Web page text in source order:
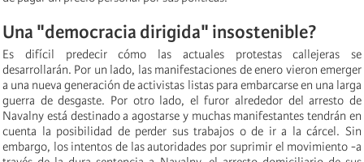
Una "democracia dirigida" insostenible?
Es difícil predecir cómo las actuales protestas callejeras se
desarrollarán. Por un lado, las manifestaciones de enero vieron emerger
a una nueva generación de activistas listas para embarcarse en una larga
guerra de desgaste. Por otro lado, el furor alrededor del arresto de
Navalny está destinado a agostarse y muchas manifestantes tendrán en
cuenta la posibilidad de perder sus trabajos o de ir a la cárcel. Sin
embargo, los intentos de las autoridades por suprimir el movimiento -a